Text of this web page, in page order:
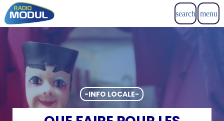
search menu
-INFO LOCALE-